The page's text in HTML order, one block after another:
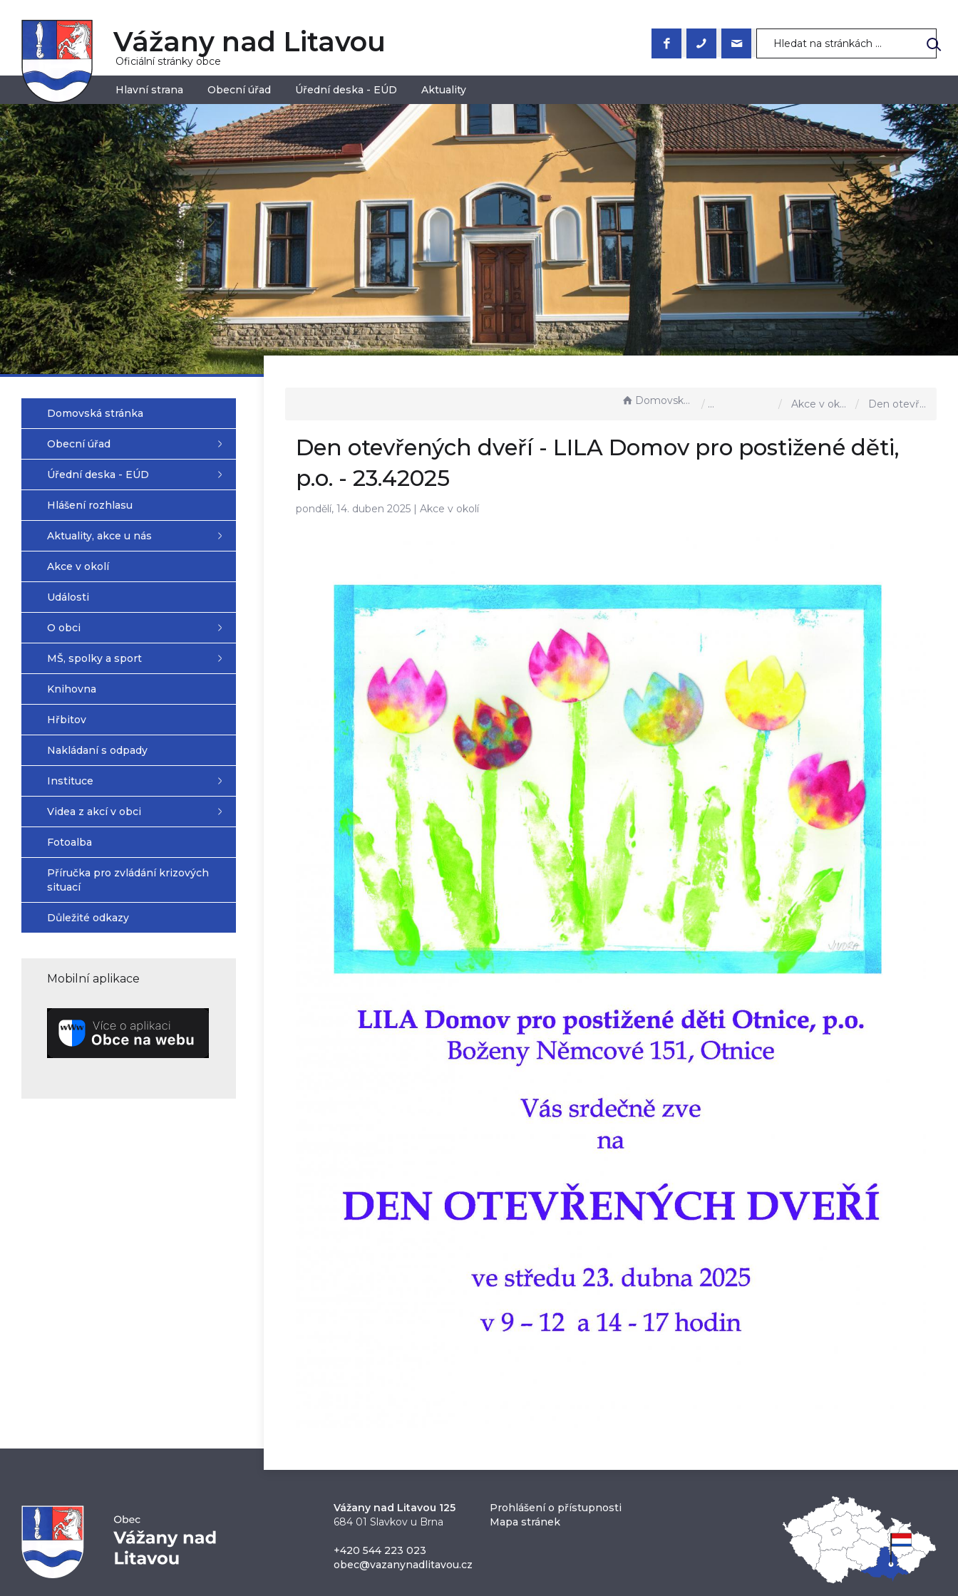
Vážany nad Litavou
Oficiální stránky obce
Hlavní strana Obecní úřad Úřední deska - EÚD Aktuality
Domovská stránka
Obecní úřad
Úřední deska - EÚD
Hlášení rozhlasu
Aktuality, akce u nás
Akce v okolí
Události
O obci
MŠ, spolky a sport
Knihovna
Hřbitov
Nakládaní s odpady
Instituce
Videa z akcí v obci
Fotoalba
Příručka pro zvládání krizových
situací
Důležité odkazy
Mobilní aplikace
Domovská stránka Aktuality, akce u nás Akce v okolí Den otevřených dveří - LILA Domov pro postižené děti, p.o. - 23.42025
Den otevřených dveří - LILA Domov pro postižené děti,
p.o. - 23.42025
pondělí, 14. duben 2025 | Akce v okolí
Vážany nad Litavou 125
684 01 Slavkov u Brna
+420 544 223 023
obec@vazanynadlitavou.cz
Prohlášení o přístupnosti
Mapa stránek